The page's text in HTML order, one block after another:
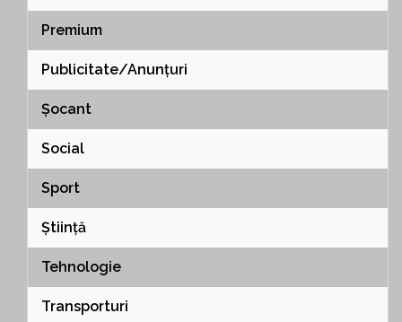
Premium
Publicitate/Anunțuri
Șocant
Social
Sport
Știință
Tehnologie
Transporturi